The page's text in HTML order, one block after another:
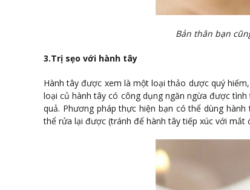
Bản thân bạn
3.Trị sẹo với hành tây
Hành tây được xem là một loại thảo dược quý
loại củ hành tây có công dụng ngăn ngừa được
quả. Phương pháp thực hiện bạn có thể dùng
thể rửa lại được (tránh để hành tây tiếp xúc với mắt